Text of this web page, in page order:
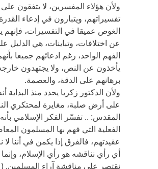
ولأن هؤلاء المفسرين، لا يتفقون على
تفسيراتهم، ويتبارون في إدعاء
الغوص عميقا في التفسيرات،
عن اختلافات، وتباينات، هي الدليل
الفهم الواحد، رغم ادعائهم جميعا
يأخذون عن النص، ولا يجتهدون
برهانهم على الدقة، والعصمة.
ولأن الدكتور زكريا يحدد منذ البداية
على أرض صلبة، مغايرة لمحتكري
المقدس: .. تفسّر الفكر الإسلامي
الفعلية التي فهم بها المسلمون
عقيدتهم، فالفرق إذا يكمن في أننا
أي رأي نناقشه هو رأي الإسلام،
نقتصر على مناقشة آراء المسلمين. (